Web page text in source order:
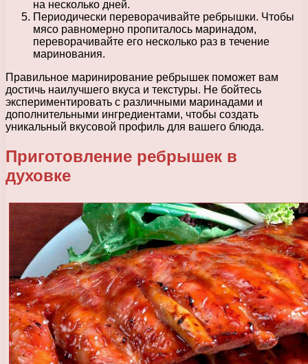
на несколько дней.
Периодически переворачивайте ребрышки. Чтобы
мясо равномерно пропиталось маринадом,
переворачивайте его несколько раз в течение
маринования.
Правильное маринирование ребрышек поможет вам
достичь наилучшего вкуса и текстуры. Не бойтесь
экспериментировать с различными маринадами и
дополнительными ингредиентами, чтобы создать
уникальный вкусовой профиль для вашего блюда.
Приготовление ребрышек в
духовке